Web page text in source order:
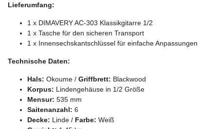
Lieferumfang:
1 x DIMAVERY AC-303 Klassikgitarre 1/2
1 x Tasche für den sicheren Transport
1 x Innensechskantschlüssel für einfache Anpassungen
Technische Daten:
Hals: Okoume / Griffbrett: Blackwood
Korpus: Lindengehäuse in 1/2 Größe
Mensur: 535 mm
Saitenanzahl: 6
Decke: Linde / Farbe: Weiß